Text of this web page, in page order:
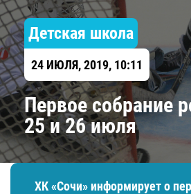
Детская школа
24 ИЮЛЯ, 2019, 10:11
Первое собрание
25 и 26 июля
ХК «Сочи» информирует о